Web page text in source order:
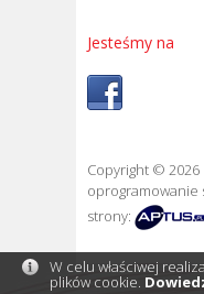
Jesteśmy na
Copyright © 2026
oprogramowanie
strony:
W celu właściwej
plików cookie.